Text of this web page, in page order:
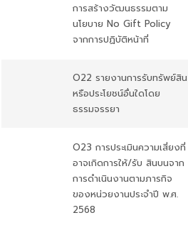
การสร้างวัฒนธรรมตาม
นโยบาย No Gift Policy
จากการปฏิบัติหน้าที่
O22 รายงานการรับทรัพย์สิน
หรือประโยชน์อื่นใดโดย
ธรรมจรรยา
O23 การประเมินความเสี่ยงที่
อาจเกิดการให้/รับ สินบนจาก
การดำเนินงานตามภารกิจ
ของหน่วยงานประจำปี พ.ศ.
2568